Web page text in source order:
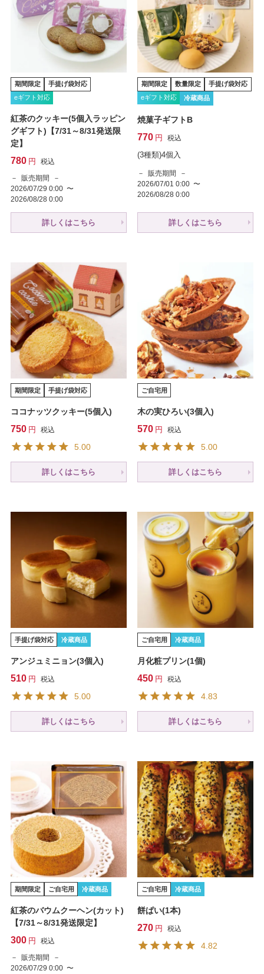
期間限定
手提げ袋対応
eギフト対応
紅茶のクッキー(5個入ラッピン
グギフト)【7/31～8/31発送限
定】
780
税込
販売期間
2026/07/29 0:00 〜
2026/08/28 0:00
詳しくはこちら
期間限定 数量限定
手提げ袋対応
eギフト対応
冷蔵商品
焼菓子ギフトB
770 税込
(3種類)4個入
販売期間
2026/07/01 0:00 〜
2026/08/28 0:00
詳しくはこちら
期間限定 手提げ袋対応
ココナッツクッキー(5個入)
750 税込
5.00
詳しくはこちら
ご自宅用
木の実ひろい(3個入)
570 税込
5.00
詳しくはこちら
手提げ袋対応 冷蔵商品
アンジュミニョン(3個入)
510 税込
5.00
詳しくはこちら
ご自宅用 冷蔵商品
月化粧プリン(1個)
450 税込
4.83
詳しくはこちら
期間限定 ご自宅用 冷蔵商品
紅茶のバウムクーヘン(カット)
【7/31～8/31発送限定】
300
税込
販売期間
2026/07/29 0:00 〜
ご自宅用 冷蔵商品
餅ぱい(1本)
270 税込
4.82